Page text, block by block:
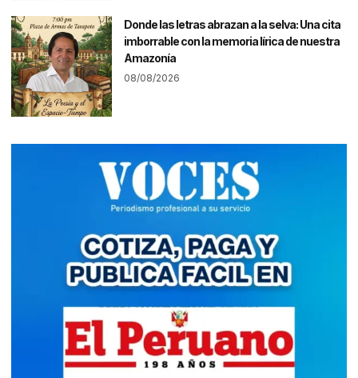
Donde las letras abrazan a la selva: Una cita
imborrable con la memoria lírica de nuestra
Amazonía
08/08/2026